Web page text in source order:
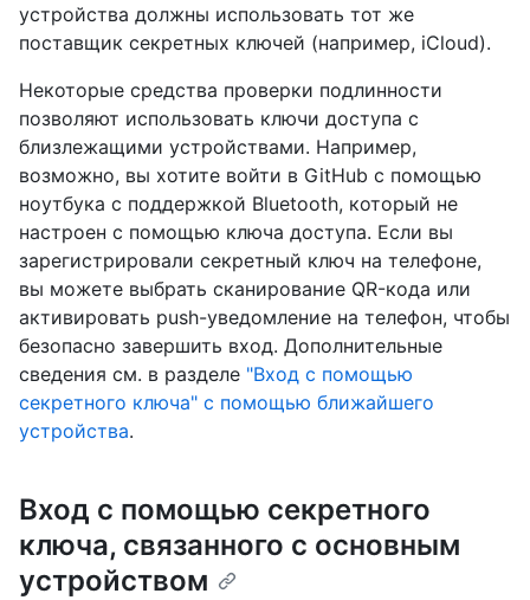
устройства должны использовать тот же
поставщик секретных ключей (например, iCloud).
Некоторые средства проверки подлинности
позволяют использовать ключи доступа с
близлежащими устройствами. Например,
возможно, вы хотите войти в GitHub с помощью
ноутбука с поддержкой Bluetooth, который не
настроен с помощью ключа доступа. Если вы
зарегистрировали секретный ключ на телефоне,
вы можете выбрать сканирование QR-кода или
активировать push-уведомление на телефон, чтобы
безопасно завершить вход. Дополнительные
сведения см. в разделе "Вход с помощью
секретного ключа" с помощью ближайшего
устройства.
Вход с помощью секретного
ключа, связанного с основным
устройством